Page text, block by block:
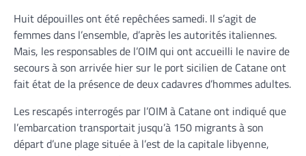
Huit dépouilles ont été repêchées samedi. Il s’agit de
femmes dans l’ensemble, d’après les autorités italiennes.
Mais, les responsables de l’OIM qui ont accueilli le navire de
secours à son arrivée hier sur le port sicilien de Catane ont
fait état de la présence de deux cadavres d’hommes adultes.
Les rescapés interrogés par l’OIM à Catane ont indiqué que
l’embarcation transportait jusqu’à 150 migrants à son
départ d’une plage située à l’est de la capitale libyenne,